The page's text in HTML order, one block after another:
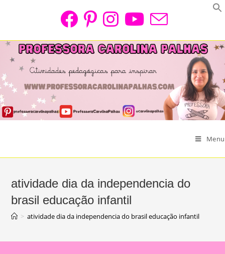
Menu
atividade dia da independencia do
brasil educação infantil
> atividade dia da independencia do brasil educação infantil